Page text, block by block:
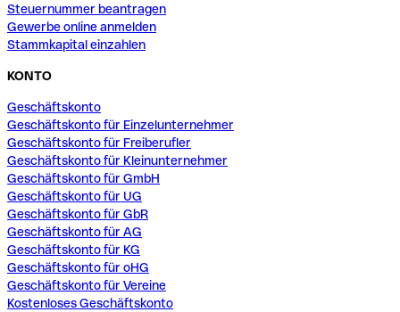
Steuernummer beantragen
Gewerbe online anmelden
Stammkapital einzahlen
KONTO
Geschäftskonto
Geschäftskonto für Einzelunternehmer
Geschäftskonto für Freiberufler
Geschäftskonto für Kleinunternehmer
Geschäftskonto für GmbH
Geschäftskonto für UG
Geschäftskonto für GbR
Geschäftskonto für AG
Geschäftskonto für KG
Geschäftskonto für oHG
Geschäftskonto für Vereine
Kostenloses Geschäftskonto